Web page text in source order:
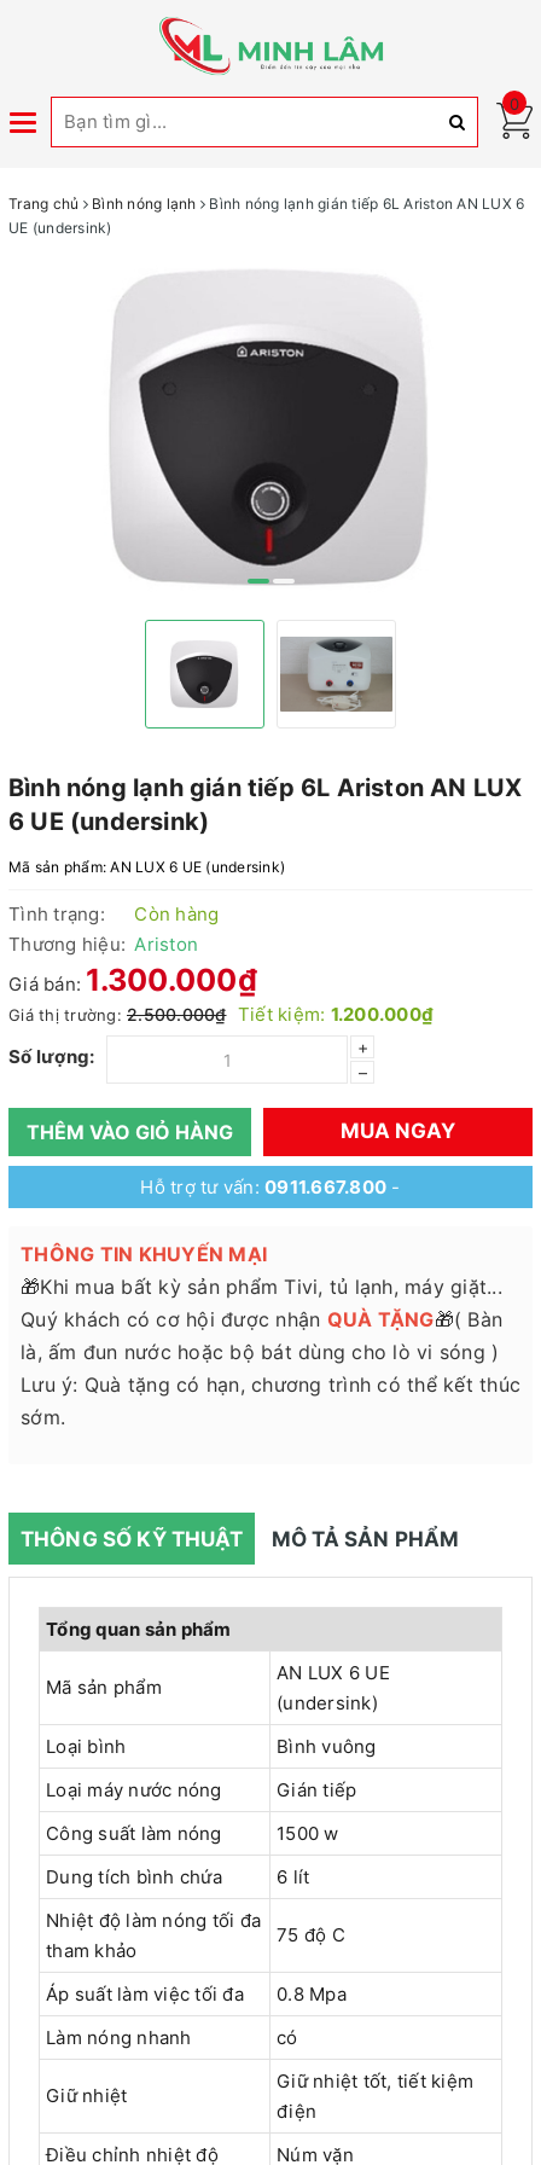
Toggle
0
Trang chủ Bình nóng lạnh
Bình nóng lạnh gián tiếp 6L Ariston AN LUX 6
UE (undersink)
Bình nóng lạnh gián tiếp 6L Ariston AN LUX
6 UE (undersink)
Mã sản phẩm:AN LUX 6 UE (undersink)
Tình trạng:
Còn hàng
Thương hiệu: Ariston
Giá bán: 1.300.000₫
Giá thị trường: 2.500.000₫ Tiết kiệm: 1.200.000₫
Số lượng:
+
–
THÊM VÀO GIỎ HÀNG MUA NGAY
Hỗ trợ tư vấn:0911.667.800 -
THÔNG TIN KHUYẾN MẠI
🎁Khi mua bất kỳ sản phẩm Tivi, tủ lạnh, máy giặt...
Quý khách có cơ hội được nhận QUÀ TẶNG🎁( Bàn
là, ấm đun nước hoặc bộ bát dùng cho lò vi sóng )
Lưu ý: Quà tặng có hạn, chương trình có thể kết thúc
sớm.
THÔNG SỐ KỸ THUẬT MÔ TẢ SẢN PHẨM
Tổng quan sản phẩm
Mã sản phẩm
AN LUX 6 UE
(undersink)
Loại bình
Bình vuông
Loại máy nước nóng
Gián tiếp
Công suất làm nóng
1500 w
Dung tích bình chứa
6 lít
Nhiệt độ làm nóng tối đa
tham khảo
75 độ C
Áp suất làm việc tối đa
0.8 Mpa
Làm nóng nhanh
có
Giữ nhiệt
Giữ nhiệt tốt, tiết kiệm
điện
Điều chỉnh nhiệt độ
Núm vặn